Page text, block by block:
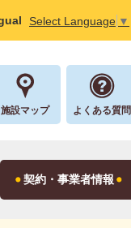
Select Language ▼
施設マップ よくある質問
契約・事業者情報